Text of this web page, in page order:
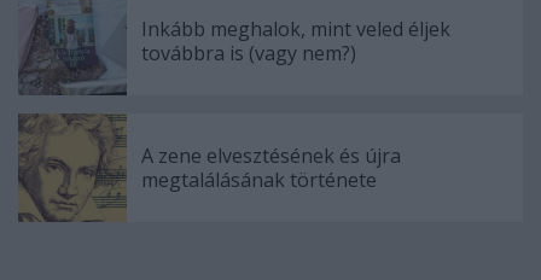
Inkább meghalok, mint veled éljek
továbbra is (vagy nem?)
A zene elvesztésének és újra
megtalálásának története